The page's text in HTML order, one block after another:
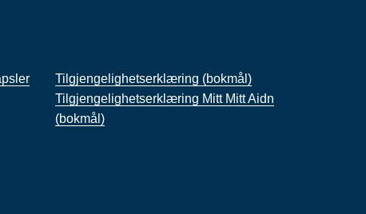
Tilgjengelighetserklæring (bokmål)
Tilgjengelighetserklæring Mitt Mitt Aidn
(bokmål)